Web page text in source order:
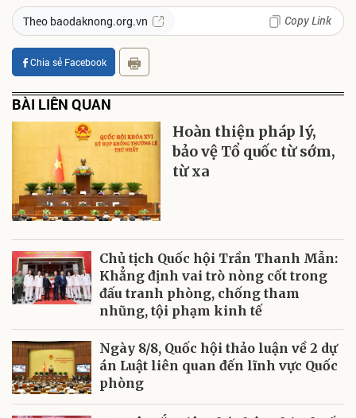
Theo baodaknong.org.vn Copy Link
Chia sẻ Facebook
BÀI LIÊN QUAN
Hoàn thiện pháp lý,
bảo vệ Tổ quốc từ sớm,
từ xa
Chủ tịch Quốc hội Trần Thanh Mẫn:
Khẳng định vai trò nòng cốt trong
đấu tranh phòng, chống tham
nhũng, tội phạm kinh tế
Ngày 8/8, Quốc hội thảo luận về 2 dự
án Luật liên quan đến lĩnh vực Quốc
phòng